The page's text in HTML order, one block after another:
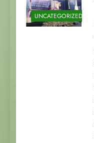
UNCATEGORIZED